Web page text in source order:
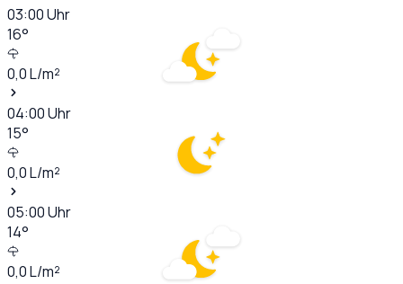
03:00Uhr
16°
0,0L/m²
04:00Uhr
15°
0,0L/m²
05:00Uhr
14°
0,0L/m²